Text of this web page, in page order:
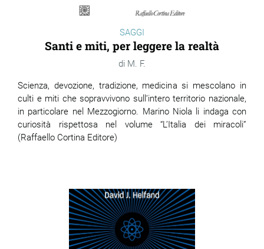
SAGGI
Santi e miti, per leggere la realtà
M. F.
Scienza, devozione, tradizione, medicina si mescolano in
culti e miti che sopravvivono sull’intero territorio nazionale,
in particolare nel Mezzogiorno. Marino Niola li indaga con
curiosità rispettosa nel volume “L’Italia dei miracoli”
(Raffaello Cortina Editore)